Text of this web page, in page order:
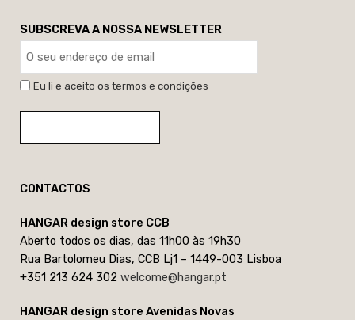
SUBSCREVA A NOSSA NEWSLETTER
Eu li e aceito os termos e condições
CONTACTOS
HANGAR design store CCB
Aberto todos os dias, das 11h00 às 19h30
Rua Bartolomeu Dias, CCB Lj1 – 1449-003 Lisboa
+351 213 624 302 welcome@hangar.pt
HANGAR design store Avenidas Novas